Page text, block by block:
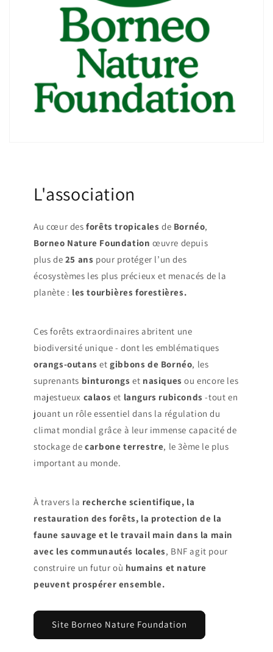
L'association
Au cœur desforêts tropicales de Bornéo,
Borneo Nature Foundation œuvre depuis
plus de 25 ans pour protéger l’un des
écosystèmes les plus précieux et menacés de la
planète : les tourbières forestières.
Ces forêts extraordinaires abritent une
biodiversité unique - dont les emblématiques
orangs-outans etgibbons de Bornéo, les
suprenants binturongs et nasiques ou encore les
majestueux calaos et langurs rubiconds -tout en
jouant un rôle essentiel dans la régulation du
climat mondial grâce à leur immense capacité de
stockage decarbone terrestre, le 3ème le plus
important au monde.
À travers la recherche scientifique, la
restauration des forêts, la protection de la
faune sauvage et le travail main dans la main
avec les communautés locales, BNF agit pour
construire un futur où humains et nature
peuvent prospérer ensemble.
Site Borneo Nature Foundation